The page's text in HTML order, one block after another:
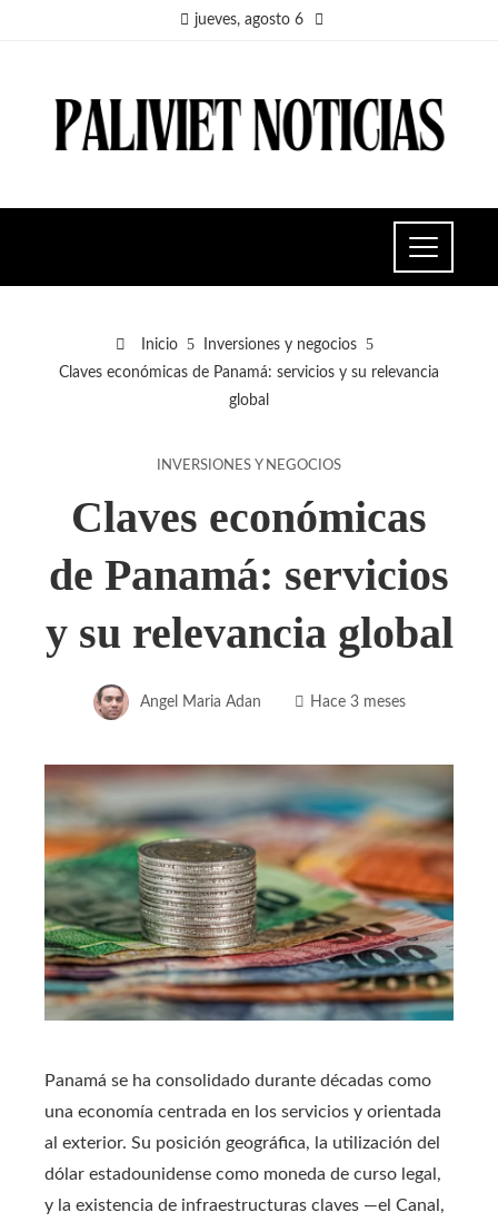
jueves, agosto 6
Inicio
Inversiones y negocios
Claves económicas de Panamá: servicios y su relevancia
global
INVERSIONES Y NEGOCIOS
Claves económicas
de Panamá: servicios
y su relevancia global
Angel Maria Adan Hace 3 meses
Panamá se ha consolidado durante décadas como
una economía centrada en los servicios y orientada
al exterior. Su posición geográfica, la utilización del
dólar estadounidense como moneda de curso legal,
y la existencia de infraestructuras claves —el Canal,